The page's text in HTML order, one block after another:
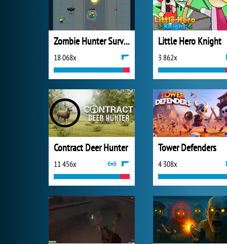
Zombie Hunter Survival
18 068x
Little Hero Knight
3 862x
Contract Deer Hunter
11 456x
Tower Defenders
4 308x